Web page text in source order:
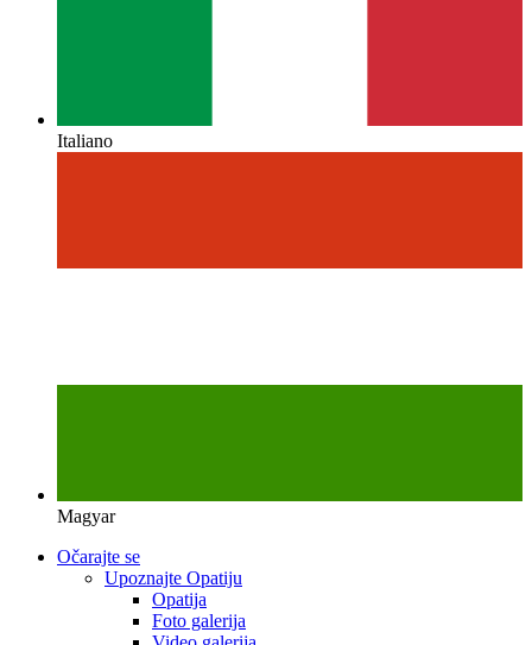
Italiano
Magyar
Očarajte se
Upoznajte Opatiju
Opatija
Foto galerija